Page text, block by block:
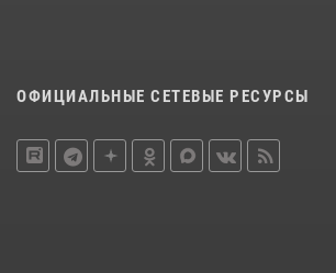
ОФИЦИАЛЬНЫЕ СЕТЕВЫЕ РЕСУРСЫ